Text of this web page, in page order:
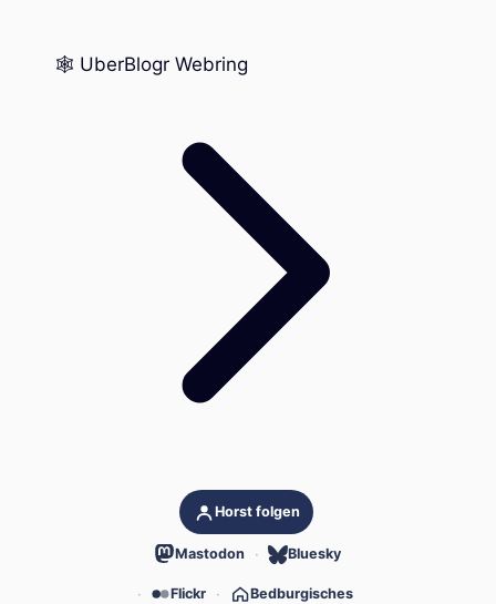
🕸️ UberBlogr Webring
Horst folgen
Mastodon Bluesky
Flickr Bedburgisches